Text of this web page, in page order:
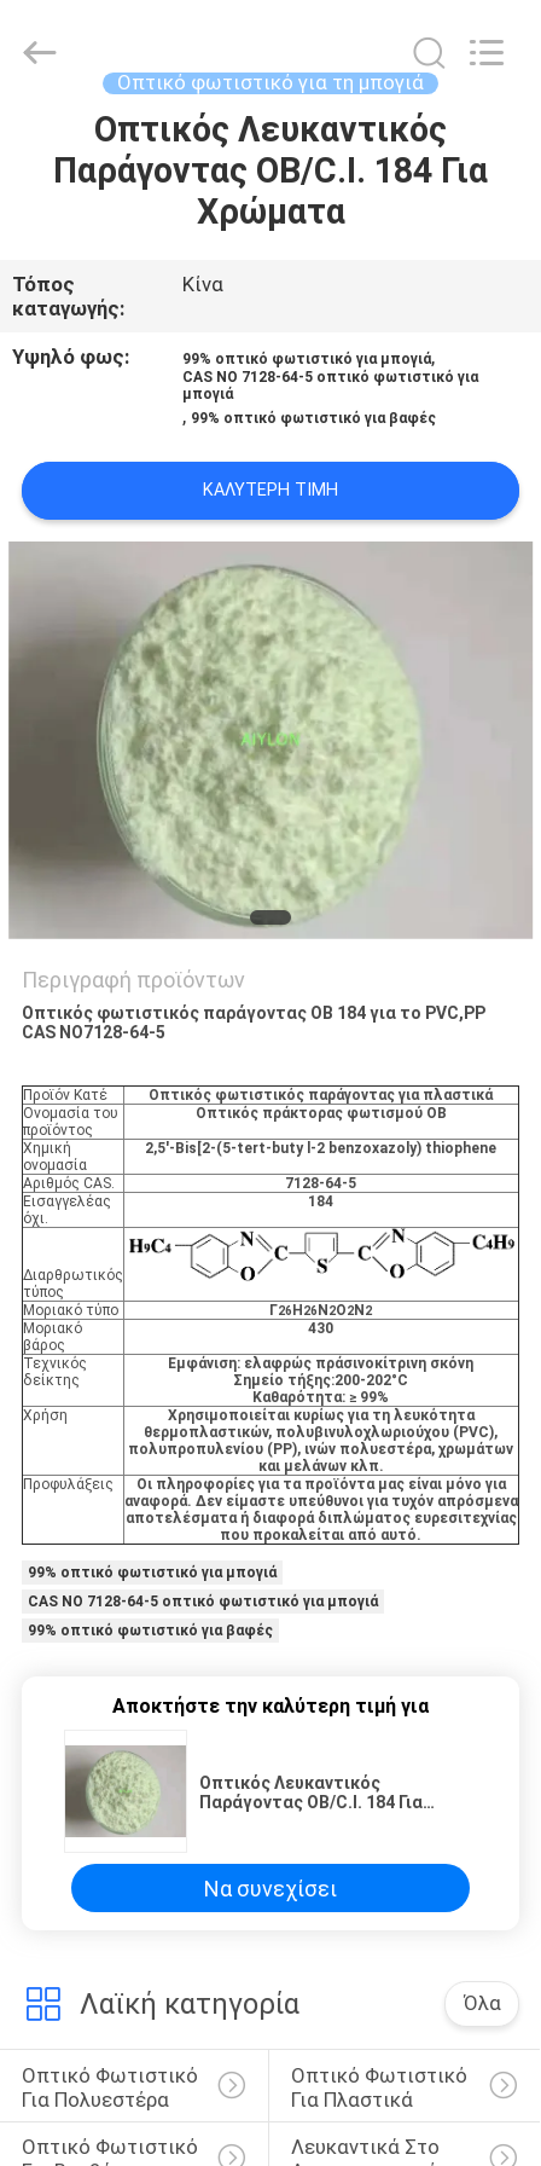
ΒΊΝΤΕΟ
ΣΧΕΤΙΚΆ
ΕΠΙΣΚΕΨΉ
ΕΡΓΟΣΤΑΣΊΟΥ
ΈΛΕΓΧΟΣ
ΠΟΙΌΤΗΤΑΣ
ΖΗΤΉΣΤΕ
ΠΡΟΣΦΟΡΆ
PRIVACY
POLICY
COMPANY
LIMITED.
Οπτικό φωτιστικό για τη μπογιά
Οπτικός Λευκαντικός
Παράγοντας OB/C.I. 184 Για
Χρώματα
Τόπος
καταγωγής:
Κίνα
Υψηλό φως: 99% οπτικό φωτιστικό για μπογιά,
CAS NO 7128-64-5 οπτικό φωτιστικό για
μπογιά
, 99% οπτικό φωτιστικό για βαφές
ΚΑΛΎΤΕΡΗ ΤΙΜΉ
Περιγραφή προϊόντων
Οπτικός φωτιστικός παράγοντας OB 184 για το PVC,PP
CAS NO7128-64-5
Προϊόν Κατέ
Οπτικός φωτιστικός παράγοντας για πλαστικά
Ονομασία του
προϊόντος
Οπτικός πράκτορας φωτισμού OB
Χημική
ονομασία
2,5'-Bis[2-(5-tert-buty l-2 benzoxazoly) thiophene
Αριθμός CAS.
7128-64-5
Εισαγγελέας
όχι.
184
Διαρθρωτικός
τύπος
Μοριακό τύπο
Γ26 H 26 N 2Ο2N 2
Μοριακό
βάρος
430
Τεχνικός
δείκτης
Εμφάνιση: ελαφρώς πράσινοκίτρινη σκόνη
Σημείο τήξης:200-202°C
Καθαρότητα: ≥ 99%
Χρήση
Χρησιμοποιείται κυρίως για τη λευκότητα
θερμοπλαστικών, πολυβινυλοχλωριούχου (PVC),
πολυπροπυλενίου (PP), ινών πολυεστέρα, χρωμάτων
και μελάνων κλπ.
Προφυλάξεις
Οι πληροφορίες για τα προϊόντα μας είναι μόνο για
αναφορά. Δεν είμαστε υπεύθυνοι για τυχόν απρόσμενα
αποτελέσματα ή διαφορά διπλώματος ευρεσιτεχνίας
που προκαλείται από αυτό.
99% οπτικό φωτιστικό για μπογιά
CAS NO 7128-64-5 οπτικό φωτιστικό για μπογιά
99% οπτικό φωτιστικό για βαφές
Αποκτήστε την καλύτερη τιμή για
Οπτικός Λευκαντικός
Παράγοντας OB/C.I. 184 Για
Να συνεχίσει
Λαϊκή κατηγορία Όλα
Οπτικό Φωτιστικό
Για Πολυεστέρα
Οπτικό Φωτιστικό
Για Πλαστικά
Οπτικό Φωτιστικό
Λευκαντικά Στο